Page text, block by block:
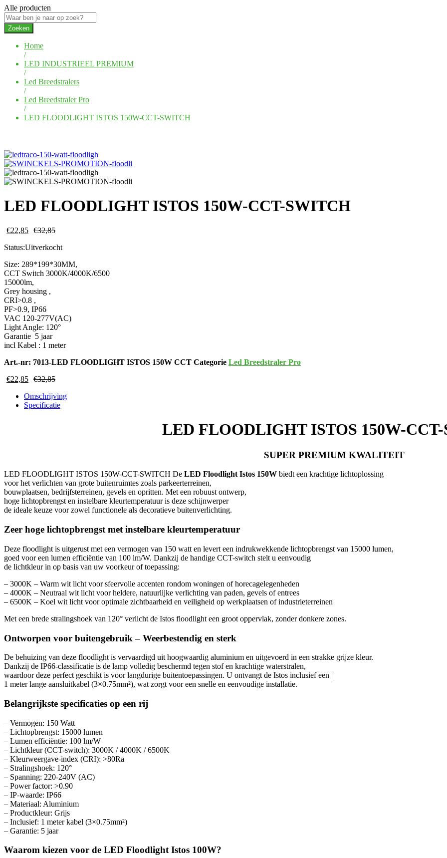
Alle producten
Zoeken
Home
/
LED INDUSTRIEEL PREMIUM
/
Led Breedstralers
/
Led Breedstraler Pro
/
LED FLOODLIGHT ISTOS 150W-CCT-SWITCH
LED FLOODLIGHT ISTOS 150W-CCT-SWITCH
€22,85 €32,85
Status:Uitverkocht
Size: 289*199*30MM,
CCT Switch 3000K/4000K/6500
15000lm,
Grey housing ,
CRI>0.8 ,
PF>0.9, IP66
VAC 120-277V(AC)
Light Angle: 120°
Garantie 5 jaar
incl Kabel : 1 meter
Art.-nr: 7013-LED FLOODLIGHT ISTOS 150W CCT Categorie Led Breedstraler Pro
€22,85 €32,85
Omschrijving
Specificatie
LED FLOODLIGHT ISTOS 150W-
SUPER PREMIUM KWALITEIT
LED FLOODLIGHT ISTOS 150W-CCT-SWITCH De LED Floodlight Istos 150W biedt een krachtige lichtoplossing
voor het verlichten van grote buitenruimtes zoals parkeerterreinen,
bouwplaatsen, bedrijfsterreinen, gevels en opritten. Met een robuust ontwerp,
hoge lichtopbrengst en instelbare kleurtemperatuur is deze schijnwerper
de ideale keuze voor zowel functionele als decoratieve buitenverlichting.
Zeer hoge lichtopbrengst met instelbare kleurtemperatuur
Deze floodlight is uitgerust met een vermogen van 150 watt en levert een indrukwekkende lichtopbrengst van 15000 lumen,
goed voor een lumen efficiëntie van 100 lm/W. Dankzij de handige CCT-switch stelt u eenvoudig
de lichtkleur in op basis van uw voorkeur of toepassing:
– 3000K – Warm wit licht voor sfeervolle accenten rondom woningen of horecagelegenheden
– 4000K – Neutraal wit licht voor heldere, natuurlijke verlichting van paden, gevels of entrees
– 6500K – Koel wit licht voor optimale zichtbaarheid en veiligheid op werkplaatsen of industrieterreinen
Met een brede stralingshoek van 120° verlicht de Istos floodlight een groot oppervlak, zonder donkere zones.
Ontworpen voor buitengebruik – Weerbestendig en sterk
De behuizing van deze floodlight is vervaardigd uit hoogwaardig aluminium en uitgevoerd in een strakke grijze kleur.
Dankzij de IP66-classificatie is de lamp volledig beschermd tegen stof en krachtige waterstralen,
waardoor deze perfect geschikt is voor langdurige buitentoepassingen. U ontvangt de Istos inclusief een |
1 meter lange aansluitkabel (3×0.75mm²), wat zorgt voor een snelle en eenvoudige installatie.
Belangrijkste specificaties op een rij
– Vermogen: 150 Watt
– Lichtopbrengst: 15000 lumen
– Lumen efficiëntie: 100 lm/W
– Lichtkleur (CCT-switch): 3000K / 4000K / 6500K
– Kleurweergave-index (CRI): >80Ra
– Stralingshoek: 120°
– Spanning: 220-240V (AC)
– Power factor: >0.90
– IP-waarde: IP66
– Materiaal: Aluminium
– Productkleur: Grijs
– Inclusief: 1 meter kabel (3×0.75mm²)
– Garantie: 5 jaar
Waarom kiezen voor de LED Floodlight Istos 100W?